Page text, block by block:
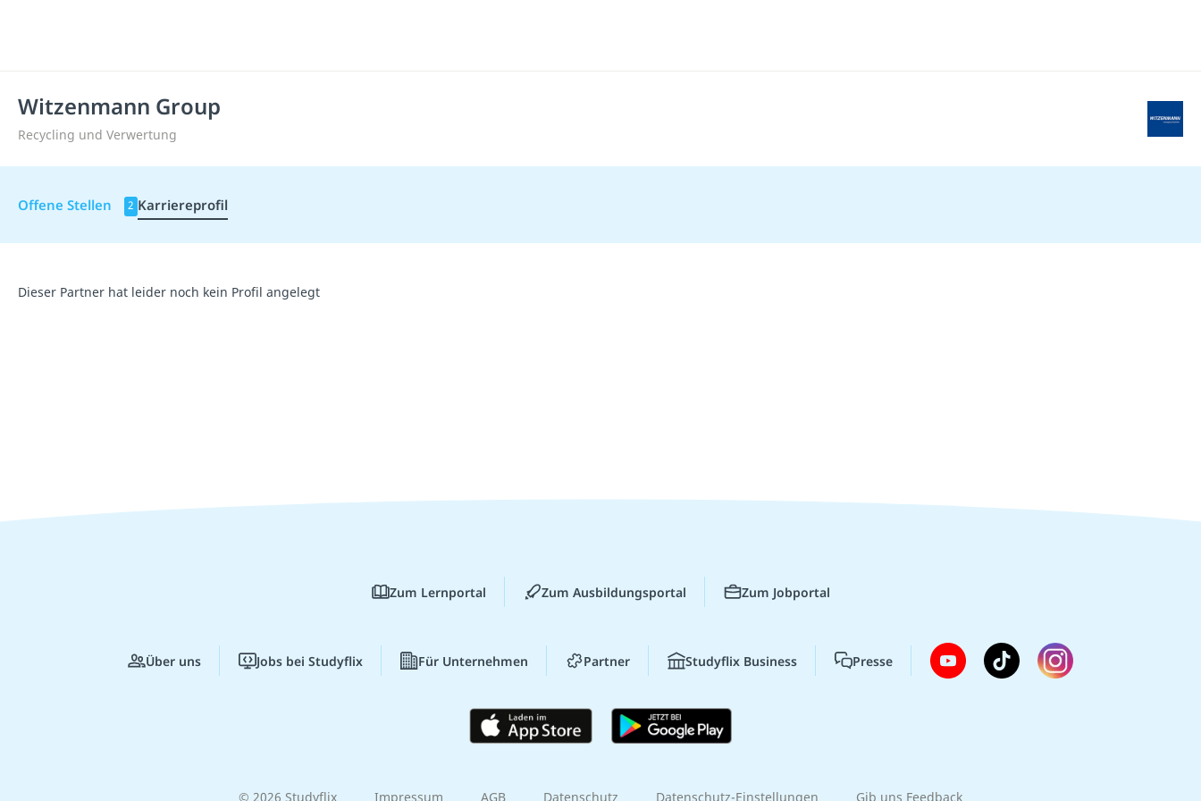
Witzenmann Group
Recycling und Verwertung
Offene Stellen 2 Karriereprofil
Dieser Partner hat leider noch kein Profil angelegt
Zum Lernportal Zum Ausbildungsportal Zum Jobportal
Über uns Jobs bei Studyflix Für Unternehmen Partner Studyflix Business Presse
© 2026 Studyflix Impressum AGB Datenschutz Datenschutz-Einstellungen Gib uns Feedback